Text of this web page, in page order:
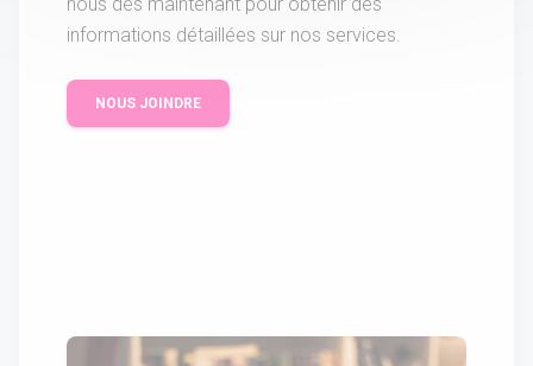
informations détaillées sur nos services.
NOUS JOINDRE